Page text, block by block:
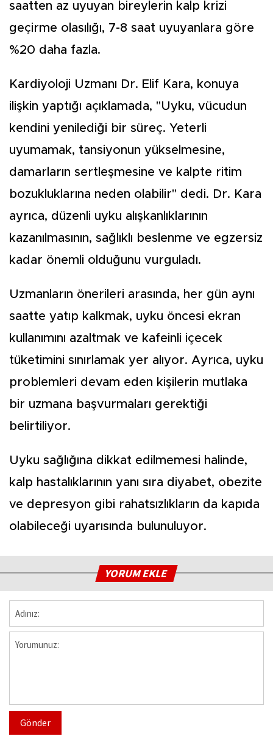
saatten az uyuyan bireylerin kalp krizi
geçirme olasılığı, 7-8 saat uyuyanlara göre
%20 daha fazla.
Kardiyoloji Uzmanı Dr. Elif Kara, konuya
ilişkin yaptığı açıklamada, "Uyku, vücudun
kendini yenilediği bir süreç. Yeterli
uyumamak, tansiyonun yükselmesine,
damarların sertleşmesine ve kalpte ritim
bozukluklarına neden olabilir" dedi. Dr. Kara
ayrıca, düzenli uyku alışkanlıklarının
kazanılmasının, sağlıklı beslenme ve egzersiz
kadar önemli olduğunu vurguladı.
Uzmanların önerileri arasında, her gün aynı
saatte yatıp kalkmak, uyku öncesi ekran
kullanımını azaltmak ve kafeinli içecek
tüketimini sınırlamak yer alıyor. Ayrıca, uyku
problemleri devam eden kişilerin mutlaka
bir uzmana başvurmaları gerektiği
belirtiliyor.
Uyku sağlığına dikkat edilmemesi halinde,
kalp hastalıklarının yanı sıra diyabet, obezite
ve depresyon gibi rahatsızlıkların da kapıda
olabileceği uyarısında bulunuluyor.
YORUM EKLE
Gönder